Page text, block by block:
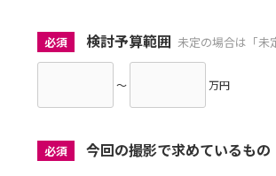
必須 検討予算範囲 未定の場合は「未
～ 万円
必須 今回の撮影で求めているもの